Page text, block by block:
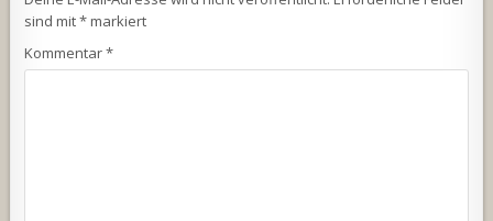
sind mit*markiert
Kommentar*